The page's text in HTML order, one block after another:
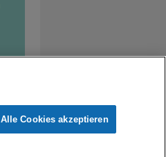
Alle Cookies akzeptieren